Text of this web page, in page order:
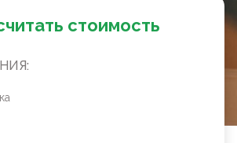
стоимость